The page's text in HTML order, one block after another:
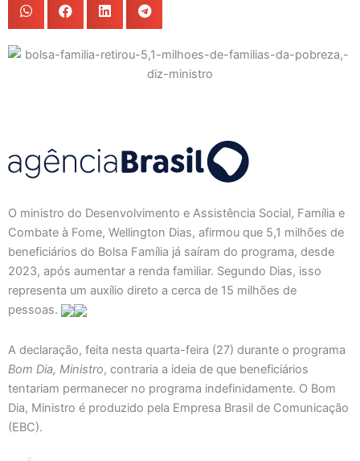
O ministro do Desenvolvimento e Assistência Social, Família e
Combate à Fome, Wellington Dias, afirmou que 5,1 milhões de
beneficiários do Bolsa Família já saíram do programa, desde
2023, após aumentar a renda familiar. Segundo Dias, isso
representa um auxílio direto a cerca de 15 milhões de
pessoas.
A declaração, feita nesta quarta-feira (27) durante o programa
Bom Dia, Ministro, contraria a ideia de que beneficiários
tentariam permanecer no programa indefinidamente. O Bom
Dia, Ministro é produzido pela Empresa Brasil de Comunicação
(EBC).